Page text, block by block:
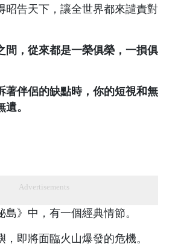
昭告天下，讓全世界都來譴責對
間，從來都是一榮俱榮，一損俱
著伴侶的缺點時，你的短視和無
。
Advertisements
島》中，有一個經典情節。
，即將面臨火山爆發的危機。